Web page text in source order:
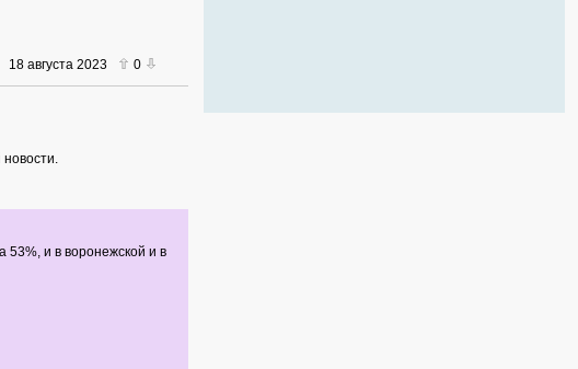
18 августа 2023 0
новости.
53%, и в воронежской и в